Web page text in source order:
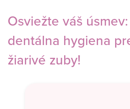
Osviežte váš
dentálna hygiena
žiarivé zuby!